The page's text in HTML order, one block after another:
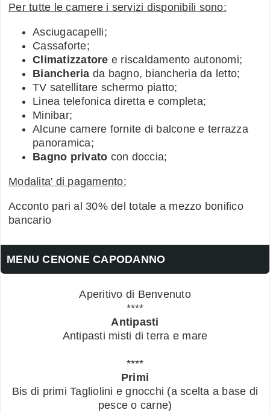
Per tutte le camere i servizi disponibili sono:
Asciugacapelli;
Cassaforte;
Climatizzatore e riscaldamento autonomi;
Biancheria da bagno, biancheria da letto;
TV satellitare schermo piatto;
Linea telefonica diretta e completa;
Minibar;
Alcune camere fornite di balcone e terrazza
panoramica;
Bagno privato con doccia;
Modalita' di pagamento:
Acconto pari al 30% del totale a mezzo bonifico
bancario
MENU CENONE CAPODANNO
Aperitivo di Benvenuto
****
Antipasti
Antipasti misti di terra e mare
****
Primi
Bis di primi Tagliolini e gnocchi (a scelta a base di
pesce o carne)